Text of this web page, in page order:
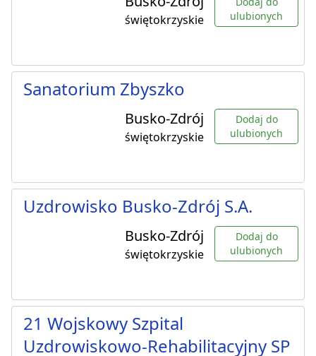
świętokrzyskie
ulubionych
Sanatorium Zbyszko
Busko-Zdrój
świętokrzyskie
Dodaj do
ulubionych
Uzdrowisko Busko-Zdrój S.A.
Busko-Zdrój
świętokrzyskie
Dodaj do
ulubionych
21 Wojskowy Szpital
Uzdrowiskowo-Rehabilitacyjny SP